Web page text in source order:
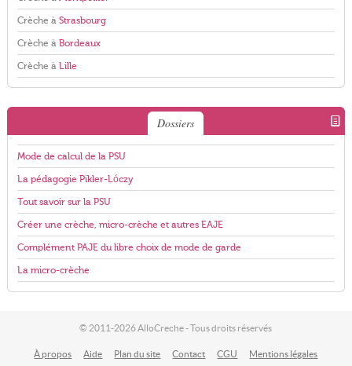
Crèche à Strasbourg
Crèche à Bordeaux
Crèche à Lille
Dossiers
Mode de calcul de la PSU
La pédagogie Pikler-Lóczy
Tout savoir sur la PSU
Créer une crèche, micro-crèche et autres EAJE
Complément PAJE du libre choix de mode de garde
La micro-crèche
© 2011-2026 AlloCreche - Tous droits réservés
À propos Aide Plan du site Contact CGU Mentions légales